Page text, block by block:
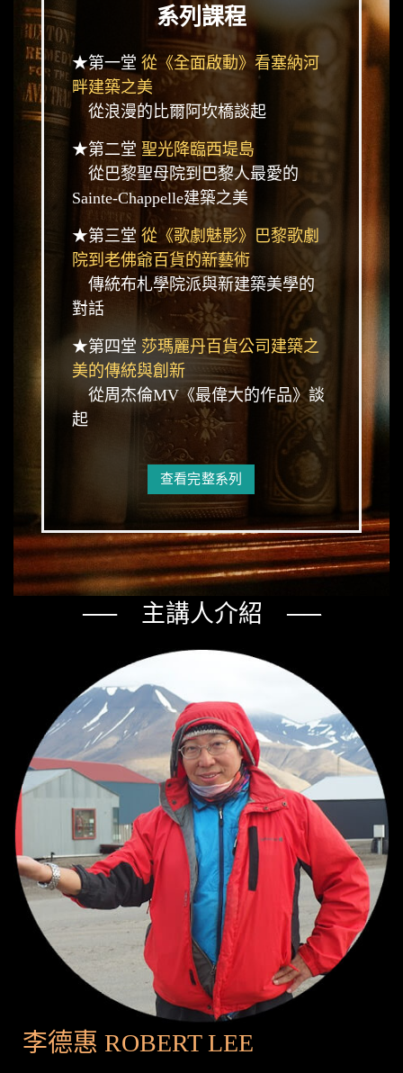
系列課程
★第一堂 從《全面啟動》看塞納河
畔建築之美
從浪漫的比爾阿坎橋談起
★第二堂 聖光降臨西堤島
從巴黎聖母院到巴黎人最愛的
Sainte-Chappelle建築之美
★第三堂 從《歌劇魅影》巴黎歌劇
院到老佛爺百貨的新藝術
傳統布札學院派與新建築美學的
對話
★第四堂 莎瑪麗丹百貨公司建築之
美的傳統與創新
從周杰倫MV《最偉大的作品》談
起
查看完整系列
── 主講人介紹 ──
李德惠 ROBERT LEE